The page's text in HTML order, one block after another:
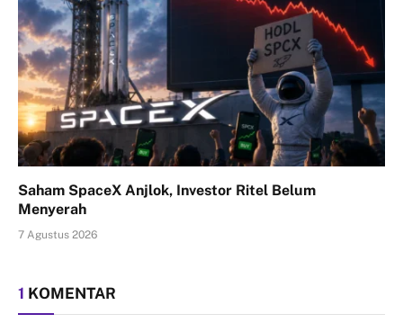
Saham SpaceX Anjlok, Investor Ritel Belum
Menyerah
7 Agustus 2026
1 KOMENTAR